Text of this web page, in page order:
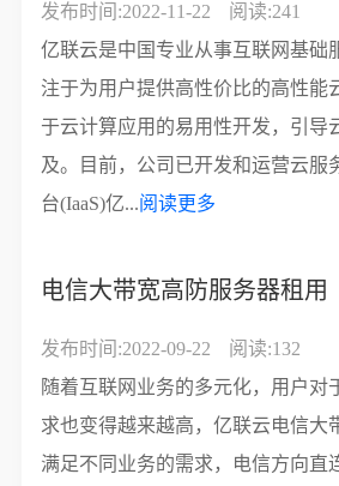
发布时间:2022-11-22
阅读:241
亿联云是中国专业从事互联网基础
注于为用户提供高性价比的高性能
于云计算应用的易用性开发，引导
及。目前，公司已开发和运营云服
台(IaaS)亿...阅读更多
电信大带宽高防服务器租用
发布时间:2022-09-22
阅读:132
随着互联网业务的多元化，用户对
求也变得越来越高，亿联云电信大
满足不同业务的需求，电信方向直